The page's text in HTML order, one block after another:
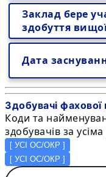
Заклад бере
здобуття
Дата
Здобувачі
Коди та
здобувачів за
[ УСІ ОС/ОКР ]
[ УСІ ОС/ОКР ]